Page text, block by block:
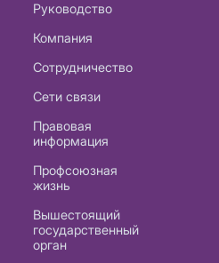
Руководство
Компания
Сотрудничество
Сети связи
Правовая
информация
Профсоюзная
жизнь
Вышестоящий
государственный
орган